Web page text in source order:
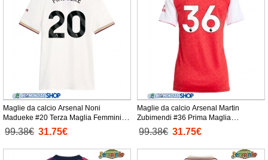
Maglie da calcio Arsenal Noni
Madueke #20 Terza Maglia Femminile
2025-26 Manica Corta
99.38€ 31.75€
Maglie da calcio Arsenal Martin
Zubimendi #36 Prima Maglia
Femminile 2025-26 Manica Corta
99.38€ 31.75€